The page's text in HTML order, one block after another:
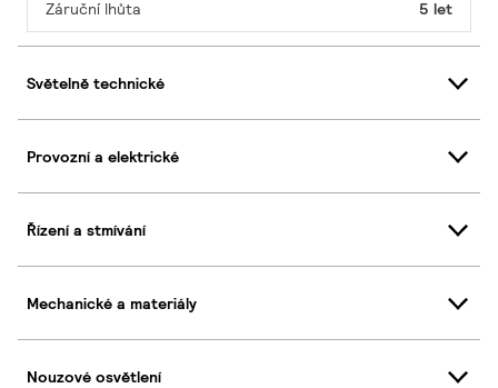
Záruční lhůta 5 let
Světelně technické
Provozní a elektrické
Řízení a stmívání
Mechanické a materiály
Nouzové osvětlení